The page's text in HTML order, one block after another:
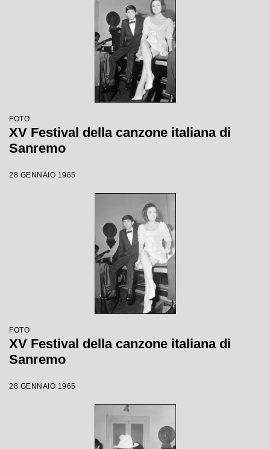
FOTO
XV Festival della canzone italiana di
Sanremo
28 GENNAIO 1965
FOTO
XV Festival della canzone italiana di
Sanremo
28 GENNAIO 1965